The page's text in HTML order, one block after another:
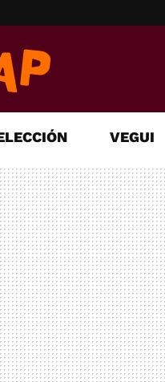
VEGUI